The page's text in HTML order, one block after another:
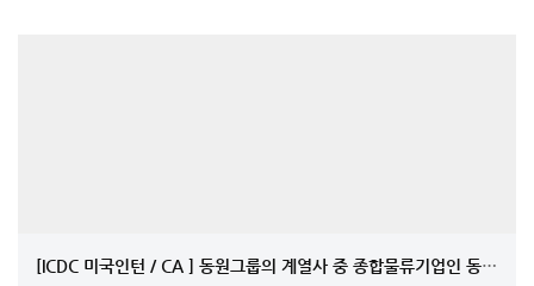
[ICDC 미국인턴 / CA ] 동원그룹의 계열사 중 종합물류기업인 동원로